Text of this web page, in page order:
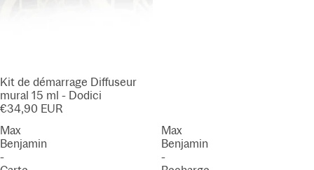
Kit de démarrage Diffuseur
mural 15 ml - Dodici
€34,90 EUR
Max
Benjamin
-
Max
Benjamin
-